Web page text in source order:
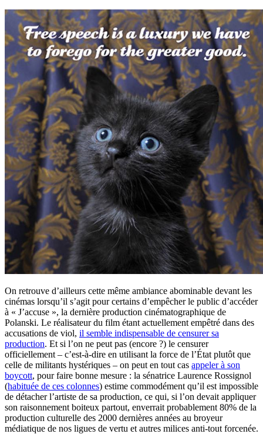
On retrouve d’ailleurs cette même ambiance abominable devant les
cinémas lorsqu’il s’agit pour certains d’empêcher le public d’accéder
à « J’accuse », la dernière production cinématographique de
Polanski. Le réalisateur du film étant actuellement empêtré dans des
accusations de viol, il semble indispensable de censurer sa
production. Et si l’on ne peut pas (encore ?) le censurer
officiellement – c’est-à-dire en utilisant la force de l’État plutôt que
celle de militants hystériques – on peut en tout cas appeler à son
boycott, pour faire bonne mesure : la sénatrice Laurence Rossignol
(habituée de ces colonnes) estime commodément qu’il est impossible
de détacher l’artiste de sa production, ce qui, si l’on devait appliquer
son raisonnement boiteux partout, enverrait probablement 80% de la
production culturelle des 2000 dernières années au broyeur
médiatique de nos ligues de vertu et autres milices anti-tout forcenée.